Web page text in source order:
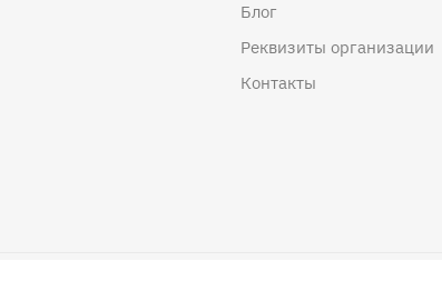
Блог
Реквизиты организации
Контакты